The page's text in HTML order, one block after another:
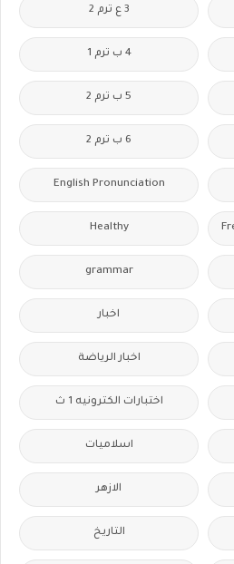
3 ع ترم 2
4 ب ترم 1
5 ب ترم 2
6 ب ترم 2
English Pronunciation
Healthy
grammar
اخبار
اخبار الرياضة
اختبارات الكترونيه 1 ث
اسلاميات
الازهر
التاريخ